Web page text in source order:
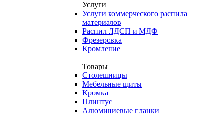
Услуги
Услуги коммерческого распила
материалов
Распил ЛДСП и МДФ
Фрезеровка
Кромление
Товары
Столешницы
Мебельные щиты
Кромка
Плинтус
Алюминиевые планки